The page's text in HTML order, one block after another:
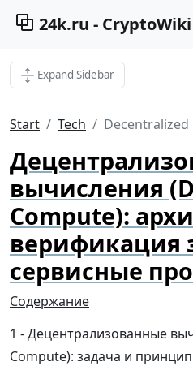
24k.ru - CryptoWiki
Expand Sidebar
Start Tech
вычисления
Compute):
верификация
сервисные
Содержание
Децентрализованные
Compute): задача и